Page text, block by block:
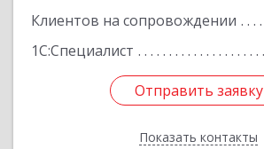
Клиентов на сопровождении
1С:Специалист
Отправить заявку
Показать контакты
Отправить заявку
Назад